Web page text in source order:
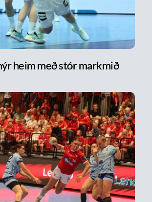
heim með stór markmið